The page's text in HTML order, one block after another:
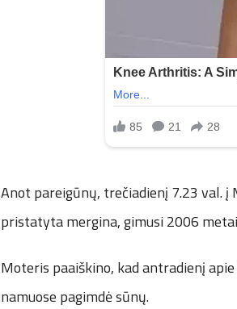
Anot pareigūnų, trečiadienį 7.23 val. į
pristatyta mergina, gimusi 2006
Moteris paaiškino, kad antradienį
namuose pagimdė sūnų.